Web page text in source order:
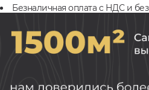
Безналичная оплата с НДС и без